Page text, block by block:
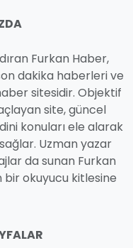
Furkan Haber,
dakika haberleri ve
sitesidir. Objektif
site, güncel
konuları ele alarak
Uzman yazar
da sunan Furkan
okuyucu kitlesine